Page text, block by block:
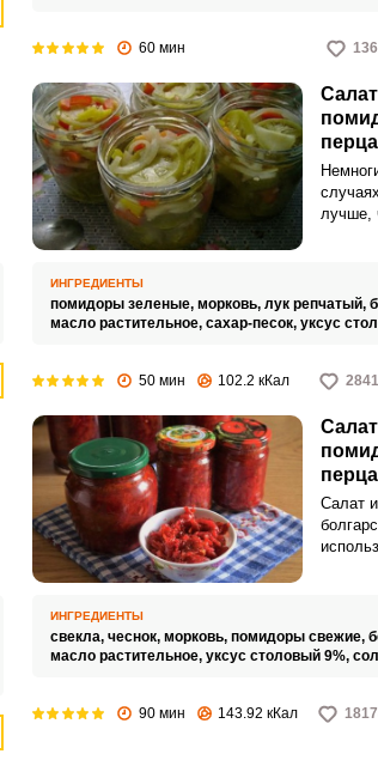
60 мин
лучше,
ИНГРЕДИЕНТЫ
помидоры зеленые, морковь, лук репчатый,
масло растительное, сахар-песок, уксус
50 мин 102.2 кКал
Салат
ИНГРЕДИЕНТЫ
свекла, чеснок, морковь, помидоры свежие,
масло растительное, уксус столовый 9%,
90 мин 143.92 кКал
ВХОД НА САЙТ РЕГИСТРАЦИЯ